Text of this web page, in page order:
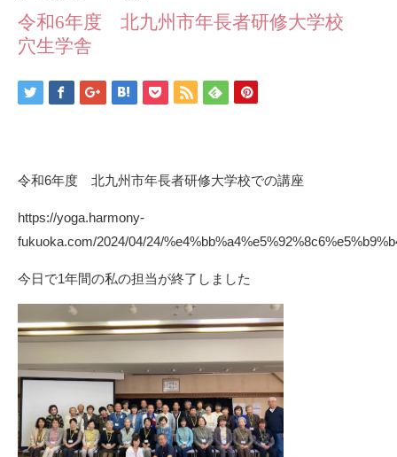
令和6年度 北九州市年長者研修大学校
穴生学舎
令和6年度 北九州市年長者研修大学校での講座
https://yoga.harmony-
fukuoka.com/2024/04/24/
今日で1年間の私の担当が終了しました